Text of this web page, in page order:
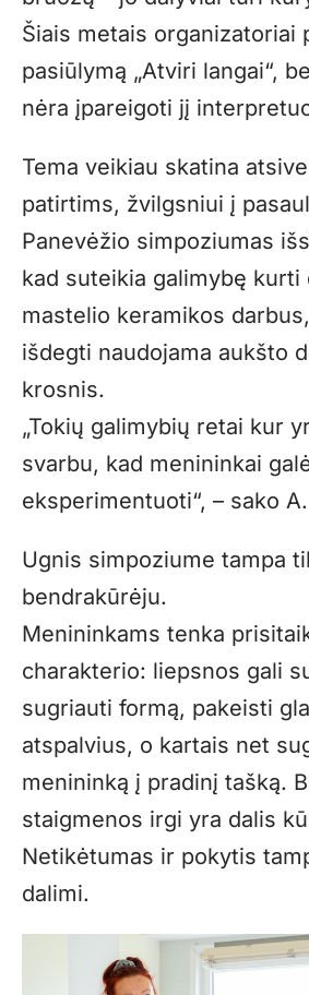
Šiais metais organizatoriai
pasiūlymą „Atviri langai“,
nėra įpareigoti jį
Tema veikiau skatina
patirtims, žvilgsniui į
Panevėžio simpoziumas
kad suteikia galimybę kurti
mastelio keramikos
išdegti naudojama aukšto
krosnis.
„Tokių galimybių retai kur
svarbu, kad menininkai
eksperimentuoti“, – sako
Ugnis simpoziume tampa
bendrakūrėju.
Menininkams tenka
charakterio: liepsnos gali
sugriauti formą, pakeisti
atspalvius, o kartais net
menininką į pradinį tašką.
staigmenos irgi yra dalis
Netikėtumas ir pokytis
dalimi.